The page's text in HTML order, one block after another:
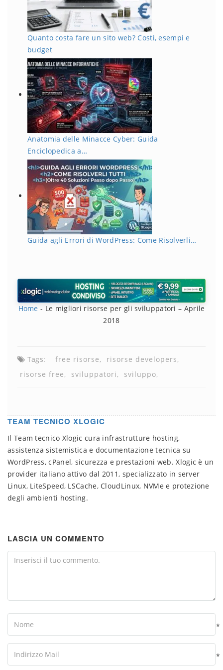
Quanto costa fare un sito web? Costi, esempi e
budget
Anatomia delle Minacce Cyber: Guida
Enciclopedica a…
Guida agli Errori di WordPress: Come Risolverli…
Home - Le migliori risorse per gli sviluppatori – Aprile
2018
Tags: free risorse
risorse developers
risorse free
sviluppatori sviluppo
TEAM TECNICO XLOGIC
Il Team tecnico Xlogic cura infrastrutture hosting,
assistenza sistemistica e documentazione tecnica su
WordPress, cPanel, sicurezza e prestazioni web. Xlogic è un
provider italiano attivo dal 2011, specializzato in server
Linux, LiteSpeed, LSCache, CloudLinux, NVMe e protezione
degli ambienti hosting.
LASCIA UN COMMENTO
Comment
*
Your
Email
*